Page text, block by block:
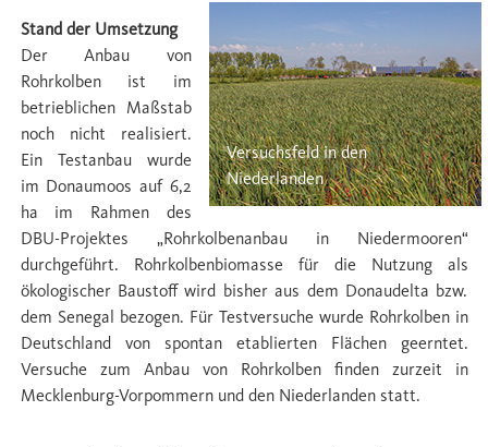
Versuchsfeld in den
Niederlanden
Stand der Umsetzung
Der Anbau von
Rohrkolben ist im
betrieblichen Maßstab
noch nicht realisiert.
Ein Testanbau wurde
im Donaumoos auf 6,2
ha im Rahmen des
DBU-Projektes „Rohrkolbenanbau in Niedermooren“
durchgeführt. Rohrkolbenbiomasse für die Nutzung als
ökologischer Baustoff wird bisher aus dem Donaudelta bzw.
dem Senegal bezogen. Für Testversuche wurde Rohrkolben in
Deutschland von spontan etablierten Flächen geerntet.
Versuche zum Anbau von Rohrkolben ﬁnden zurzeit in
Mecklenburg-Vorpommern und den Niederlanden statt.